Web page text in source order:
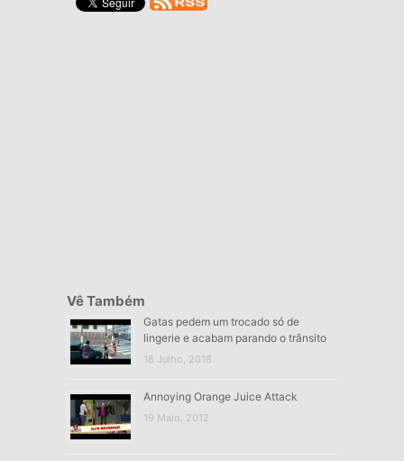
Vê Também
Gatas pedem um trocado só de
lingerie e acabam parando o trânsito
18 Julho, 2018
Annoying Orange Juice Attack
19 Maio, 2012